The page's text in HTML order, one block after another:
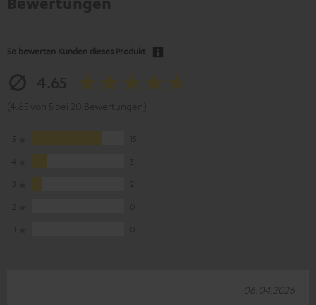
So bewerten Kunden dieses Produkt
06.04.2026